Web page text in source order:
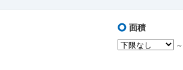
面積
～